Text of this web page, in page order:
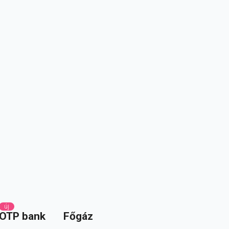
új
bank Főgáz